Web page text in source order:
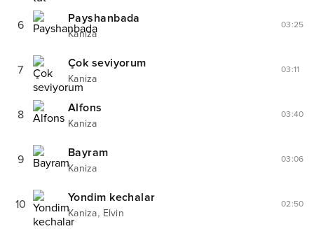
6 Payshanbada
Kaniza
03:25
7 Çok seviyorum
Kaniza
03:11
8 Alfons
Kaniza
03:40
9 Bayram
Kaniza
03:06
10 Yondim kechalar
Kaniza, Elvin
02:50